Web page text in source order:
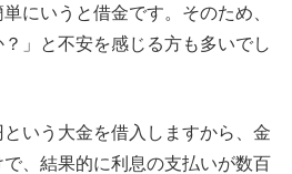
にいうと借金です。そのため、
？」と不安を感じる方も多いでし
いう大金を借入しますから、金
、結果的に利息の支払いが数百